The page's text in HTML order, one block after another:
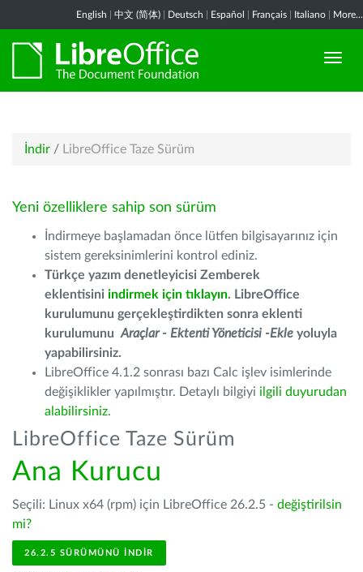
English 中文 (简体) Deutsch Español Français Italiano More...
İndir / LibreOffice Taze Sürüm
Yeni özelliklere sahip son sürüm
İndirmeye başlamadan önce lütfen bilgisayarınız için
sistem gereksinimlerini kontrol ediniz.
Türkçe yazım denetleyicisi Zemberek
eklentisini indirmek için tıklayın. LibreOffice
kurulumunu gerçekleştirdikten sonra eklenti
kurulumunu Araçlar - Ektenti Yöneticisi -Ekle yoluyla
yapabilirsiniz.
LibreOffice 4.1.2 sonrası bazı Calc işlev isimlerinde
değişiklikler yapılmıştır. Detaylı bilgiyi ilgili duyurudan
alabilirsiniz.
LibreOffice Taze Sürüm
Ana Kurucu
Seçili: Linux x64 (rpm) için LibreOffice 26.2.5 - değiştirilsin
mi?
26.2.5 SÜRÜMÜNÜ İNDIR